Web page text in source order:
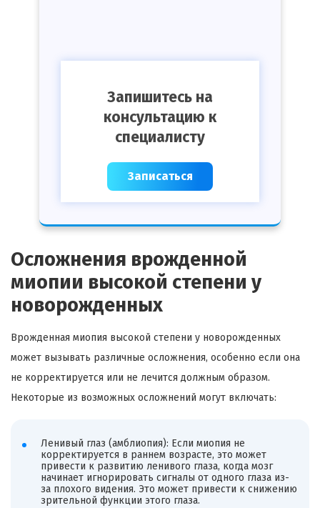
Запишитесь на
консультацию к
специалисту
Записаться
Осложнения врожденной
миопии высокой степени у
новорожденных
Врожденная миопия высокой степени у новорожденных
может вызывать различные осложнения, особенно если она
не корректируется или не лечится должным образом.
Некоторые из возможных осложнений могут включать:
Ленивый глаз (амблиопия): Если миопия не
корректируется в раннем возрасте, это может
привести к развитию ленивого глаза, когда мозг
начинает игнорировать сигналы от одного глаза из-
за плохого видения. Это может привести к снижению
зрительной функции этого глаза.